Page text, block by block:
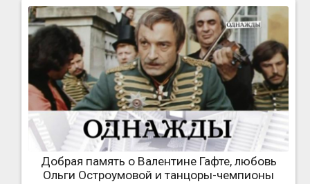
Добрая память о Валентине Гафте, любовь
Ольги Остроумовой и танцоры-чемпионы